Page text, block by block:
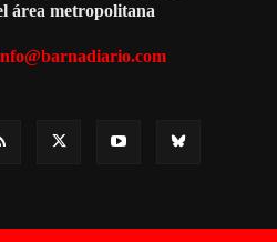
área metropolitana